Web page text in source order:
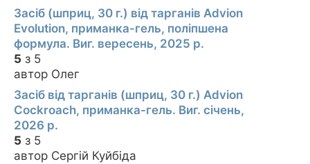
Засіб (шприц, 30 г.) від тарганів Advion
Evolution, приманка-гель, поліпшена
формула. Виг. вересень, 2025 р.
5 з 5
автор Олег
Засіб від тарганів (шприц, 30 г.) Advion
Cockroach, приманка-гель. Виг. січень,
2026 р.
5 з 5
автор Сергій Куйбіда